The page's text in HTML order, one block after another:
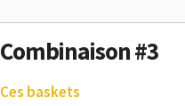
Combinaison #3
Ces baskets